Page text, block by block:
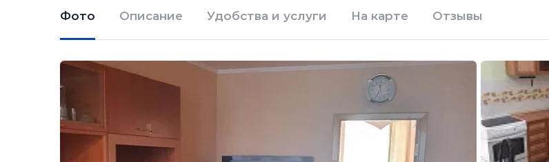
Фото Описание Удобства и услуги На карте Отзывы